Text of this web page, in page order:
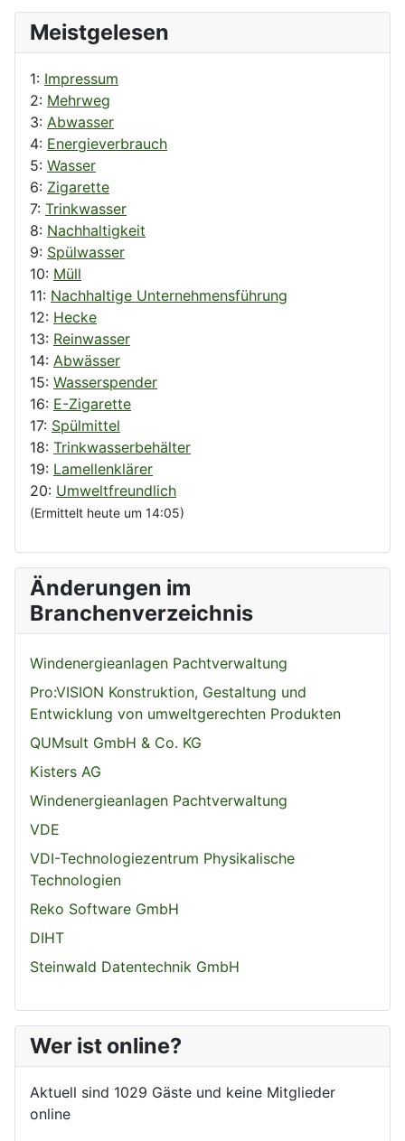
Meistgelesen
1: Impressum
2: Mehrweg
3: Abwasser
4: Energieverbrauch
5: Wasser
6: Zigarette
7: Trinkwasser
8: Nachhaltigkeit
9: Spülwasser
10: Müll
11: Nachhaltige Unternehmensführung
12: Hecke
13: Reinwasser
14: Abwässer
15: Wasserspender
16: E-Zigarette
17: Spülmittel
18: Trinkwasserbehälter
19: Lamellenklärer
20: Umweltfreundlich
(Ermittelt heute um 14:05)
Änderungen im
Branchenverzeichnis
Windenergieanlagen Pachtverwaltung
Pro:VISION Konstruktion, Gestaltung und
Entwicklung von umweltgerechten Produkten
QUMsult GmbH & Co. KG
Kisters AG
Windenergieanlagen Pachtverwaltung
VDE
VDI-Technologiezentrum Physikalische
Technologien
Reko Software GmbH
DIHT
Steinwald Datentechnik GmbH
Wer ist online?
Aktuell sind 1029 Gäste und keine Mitglieder
online